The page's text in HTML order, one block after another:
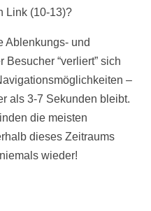
Link (10-13)?
Ablenkungs- und
“verliert” sich
–
als 3-7 Sekunden bleibt.
die meisten
dieses Zeitraums
wieder!